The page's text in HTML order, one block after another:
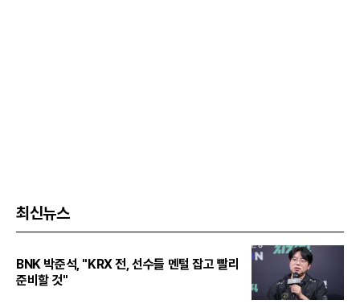
최신뉴스
BNK 박준석, "KRX 전, 선수들 멘털 잡고 빨리
준비할 것"